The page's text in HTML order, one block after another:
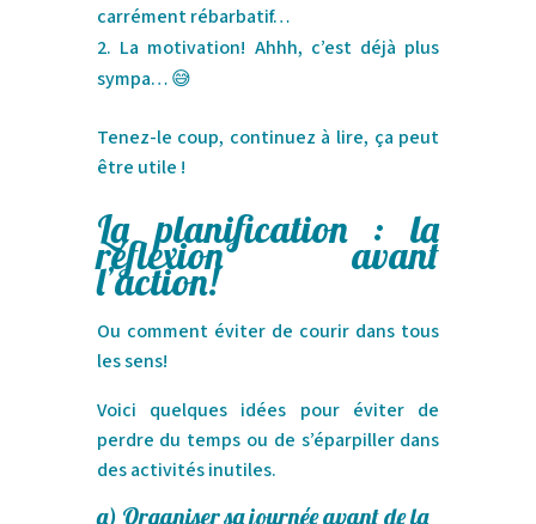
carrément rébarbatif…
La motivation! Ahhh, c’est déjà plus
sympa…😅
Tenez-le coup, continuez à lire, ça peut
être utile !
La planification : la
réflexion avant
l’action!
Ou comment éviter de courir dans tous
les sens!
Voici quelques idées pour éviter de
perdre du temps ou de s’éparpiller dans
des activités inutiles.
a) Organiser sa journéeavant de la